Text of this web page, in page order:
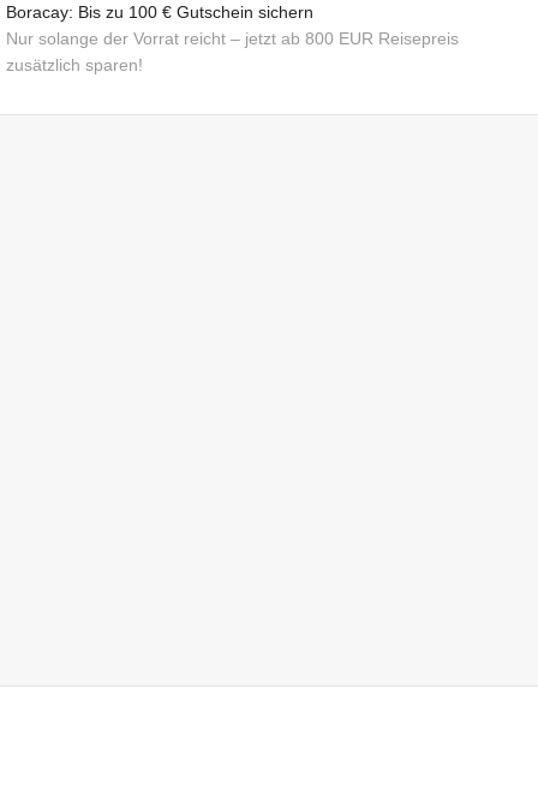
Boracay: Bis zu 100 € Gutschein sichern
Nur solange der Vorrat reicht – jetzt ab 800 EUR Reisepreis
zusätzlich sparen!